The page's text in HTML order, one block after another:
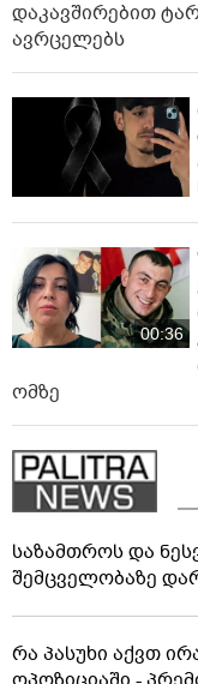
დაკავშირებით
ავრცელებს
00:36
ომზე
საზამთროს და
შემცველობაზე
რა პასუხი აქვთ